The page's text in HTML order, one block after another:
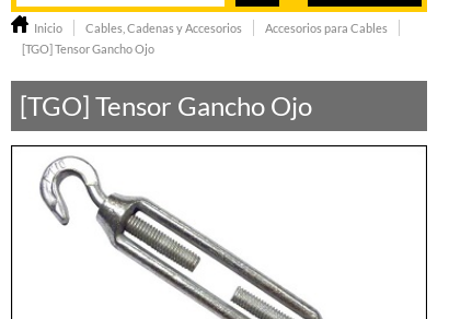
Inicio Cables, Cadenas y Accesorios
Accesorios para Cables
[TGO] Tensor Gancho Ojo
[TGO] Tensor Gancho Ojo